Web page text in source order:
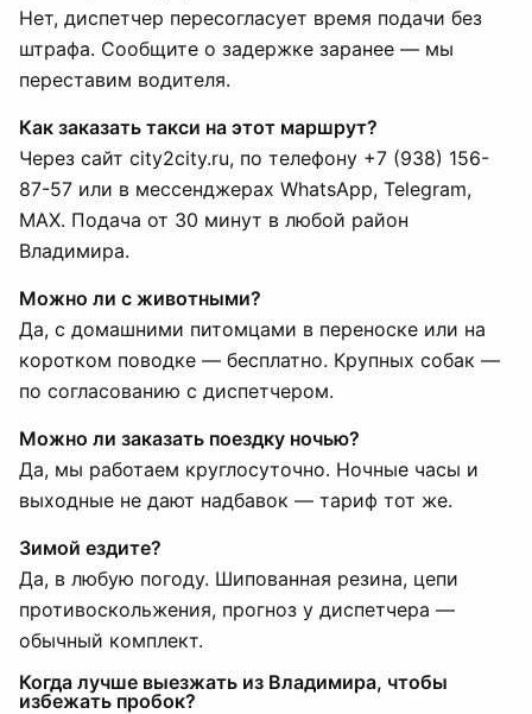
Нет, диспетчер пересогласует время подачи без
штрафа. Сообщите о задержке заранее — мы
переставим водителя.
Как заказать такси на этот маршрут?
Через сайт city2city.ru, по телефону +7 (938) 156-
87-57 или в мессенджерах WhatsApp, Telegram,
MAX. Подача от 30 минут в любой район
Владимира.
Можно ли с животными?
Да, с домашними питомцами в переноске или на
коротком поводке — бесплатно. Крупных собак —
по согласованию с диспетчером.
Можно ли заказать поездку ночью?
Да, мы работаем круглосуточно. Ночные часы и
выходные не дают надбавок — тариф тот же.
Зимой ездите?
Да, в любую погоду. Шипованная резина, цепи
противоскольжения, прогноз у диспетчера —
обычный комплект.
Когда лучше выезжать из Владимира, чтобы
избежать пробок?